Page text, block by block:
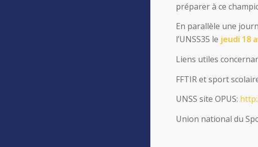
préparer à ce
En parallèle une
l’UNSS35 le jeudi 18
Liens utiles
FFTIR et sport
UNSS site OPUS:
Union national du